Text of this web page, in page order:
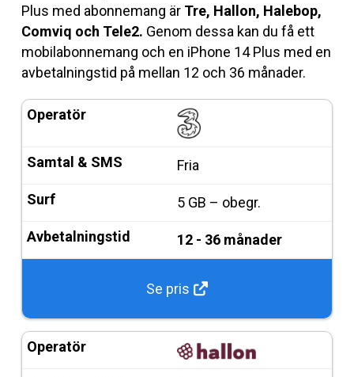
Plus med abonnemang är Tre, Hallon, Halebop,
Comviq och Tele2. Genom dessa kan du få ett
mobilabonnemang och en iPhone 14 Plus med en
avbetalningstid på mellan 12 och 36 månader.
Fria
5 GB – obegr.
12 - 36 månader
Se pris